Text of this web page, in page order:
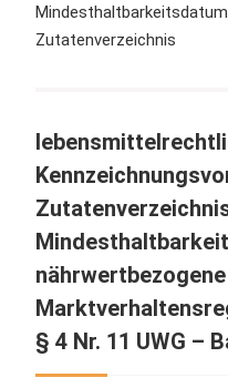
Mindesthaltbarkeitsdatum
Zutatenverzeichnis
§ 4 Nr. 11 UWG –